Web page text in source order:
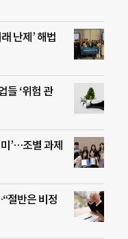
난제’ 해법
들 ‘위험 관
’…조별 과제
절반은 비정